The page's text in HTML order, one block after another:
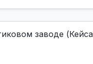
заводе